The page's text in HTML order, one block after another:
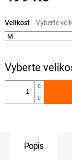
cena:
Velikost
Popis